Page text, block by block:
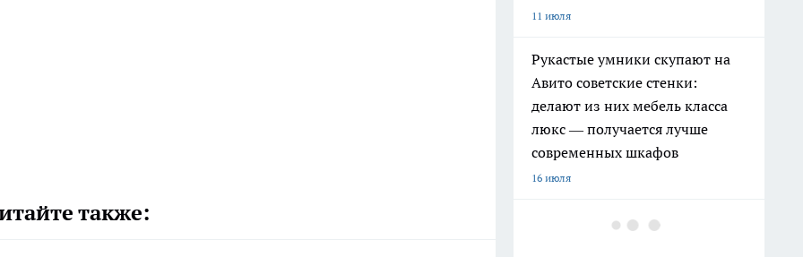
также:
11 июля
Рукастые умники скупают на
Авито советские стенки:
делают из них мебель класса
люкс — получается лучше
современных шкафов
16 июля
Дачники больше не